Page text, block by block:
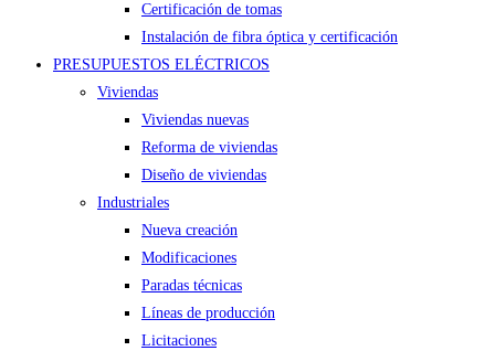
Certificación de tomas
Instalación de fibra óptica y certificación
PRESUPUESTOS ELÉCTRICOS
Viviendas
Viviendas nuevas
Reforma de viviendas
Diseño de viviendas
Industriales
Nueva creación
Modificaciones
Paradas técnicas
Líneas de producción
Licitaciones